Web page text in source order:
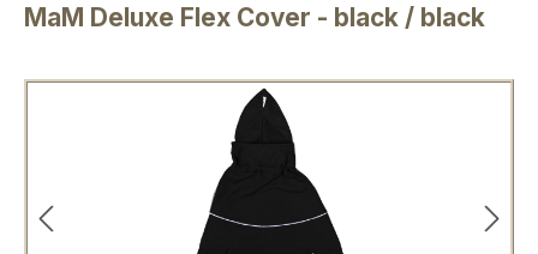
MaM Deluxe Flex Cover - black / black
Bildergalerie überspringen